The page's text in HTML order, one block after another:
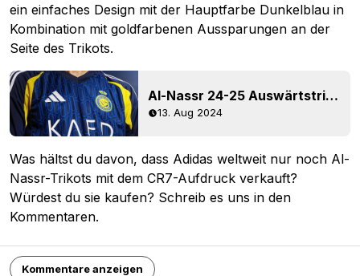
ein einfaches Design mit der Hauptfarbe Dunkelblau in
Kombination mit goldfarbenen Aussparungen an der
Seite des Trikots.
Al-Nassr 24-25 Auswärtstrikot enthüllt
13. Aug 2024
Was hältst du davon, dass Adidas weltweit nur noch Al-
Nassr-Trikots mit dem CR7-Aufdruck verkauft?
Würdest du sie kaufen? Schreib es uns in den
Kommentaren.
Kommentare anzeigen